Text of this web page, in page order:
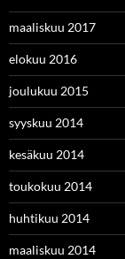
maaliskuu 2017
elokuu 2016
joulukuu 2015
syyskuu 2014
kesäkuu 2014
toukokuu 2014
huhtikuu 2014
maaliskuu 2014